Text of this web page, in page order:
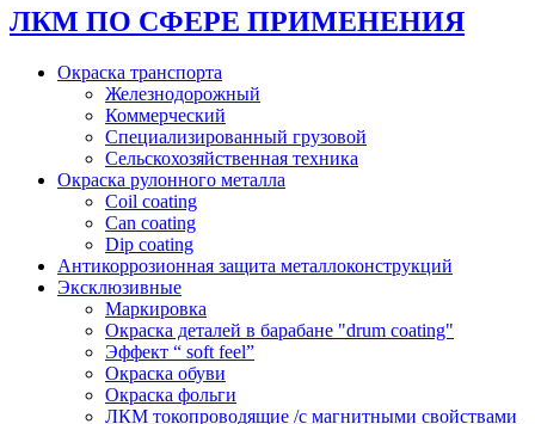
ЛКМ ПО СФЕРЕ ПРИМЕНЕНИЯ
Окраска транспорта
Железнодорожный
Коммерческий
Специализированный грузовой
Сельскохозяйственная техника
Окраска рулонного металла
Coil coating
Can coating
Dip coating
Антикоррозионная защита металлоконструкций
Эксклюзивные
Маркировка
Окраска деталей в барабане "drum coating"
Эффект “ soft feel”
Окраска обуви
Окраска фольги
ЛКМ токопроводящие /с магнитными свойствами